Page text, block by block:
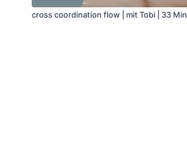
cross coordination flow | mit Tobi | 33 Min